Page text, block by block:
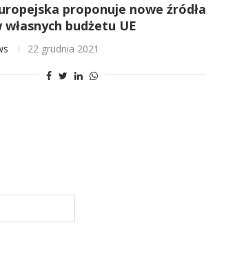
proponuje nowe źródła
budżetu UE
22 grudnia 2021